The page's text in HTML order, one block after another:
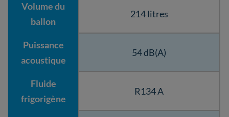
Volume du
ballon
214 litres
Puissance
acoustique
54 dB(A)
Fluide
frigorigène
R134 A